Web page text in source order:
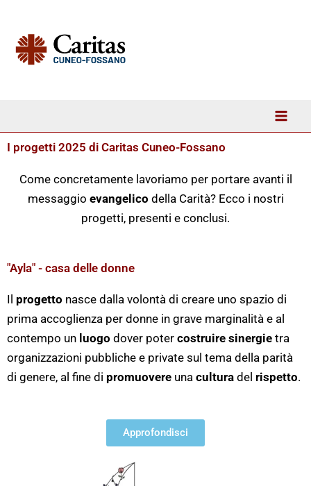
contenuto
I progetti 2025 di Caritas Cuneo-Fossano
Come concretamente lavoriamo per portare avanti il
messaggio evangelico della Carità? Ecco i nostri
progetti, presenti e conclusi.
"Ayla" - casa delle donne
Il progetto nasce dalla volontà di creare uno spazio di
prima accoglienza per donne in grave marginalità e al
contempo un luogo dover poter costruire sinergie tra
organizzazioni pubbliche e private sul tema della parità
di genere, al fine di promuovere una cultura del rispetto.
Approfondisci